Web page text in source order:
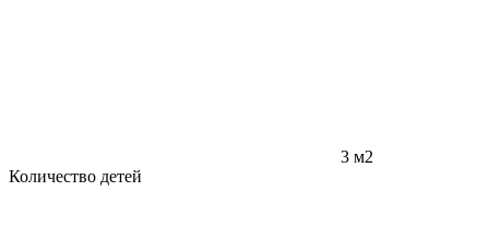
3 м2
Количество детей